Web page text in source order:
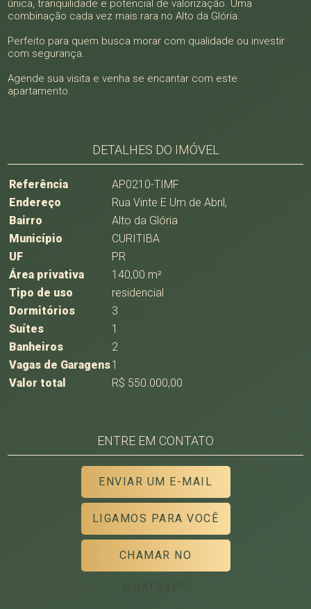
única, tranquilidade e potencial de valorização. Uma
combinação cada vez mais rara no Alto da Glória.
Perfeito para quem busca morar com qualidade ou investir
com segurança.
Agende sua visita e venha se encantar com este
apartamento.
DETALHES DO IMÓVEL
Referência
AP0210-TIMF
Endereço
Rua Vinte E Um de Abril,
Bairro
Alto da Glória
Município
CURITIBA
UF
PR
Área privativa
140,00 m²
Tipo de uso
residencial
Dormitórios
3
Suítes
1
Banheiros
2
Vagas de Garagens1
Valor total
R$ 550.000,00
ENTRE EM CONTATO
ENVIAR UM E-MAIL
LIGAMOS PARA VOCÊ
CHAMAR NO